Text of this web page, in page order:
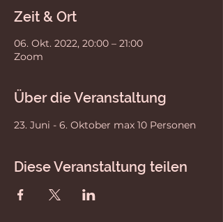
Zeit & Ort
06. Okt. 2022, 20:00 – 21:00
Zoom
Über die Veranstaltung
23. Juni - 6. Oktober max 10 Personen
Diese Veranstaltung teilen